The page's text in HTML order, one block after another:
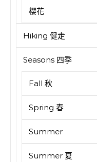
櫻花
Hiking 健走
Seasons 四季
Fall 秋
Spring 春
Summer
Summer 夏